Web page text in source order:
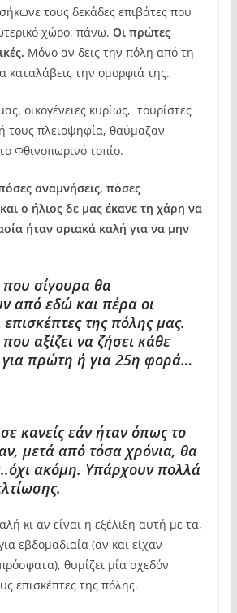
τους δεκάδες επιβάτες που
χώρο, πάνω. Οι πρώτες
Μόνο αν δεις την πόλη από τη
καταλάβεις την ομορφιά της.
οικογένειες κυρίως, τουρίστες
τους πλειοψηφία, θαύμαζαν
Φθινοπωρινό τοπίο.
αναμνήσεις, πόσες
ο ήλιος δε μας έκανε τη χάρη να
ήταν οριακά καλή για να μην
που σίγουρα θα
από εδώ και πέρα οι
επισκέπτες της πόλης μας.
αξίζει να ζήσει κάθε
για πρώτη ή για 25η φορά…
κανείς εάν ήταν όπως το
μετά από τόσα χρόνια, θα
ακόμη. Υπάρχουν πολλά
κι αν είναι η εξέλιξη αυτή με τα,
εβδομαδιαία (αν και είχαν
θυμίζει μία σχεδόν
επισκέπτες της πόλης.